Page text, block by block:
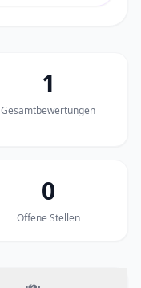
1
Gesamtbewertungen
0
Offene Stellen